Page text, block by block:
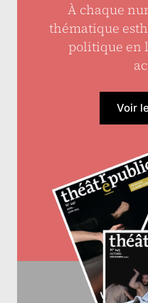
À chaque
thématique
politique en
Voir